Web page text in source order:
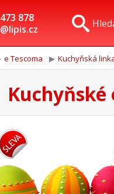
878
e Tescoma Kuchyňská